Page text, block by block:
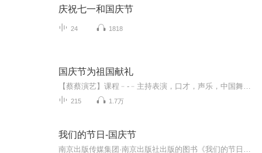
庆祝七一和国庆节
24 1818
国庆节为祖国献礼
215 1.7万
我们的节日-国庆节